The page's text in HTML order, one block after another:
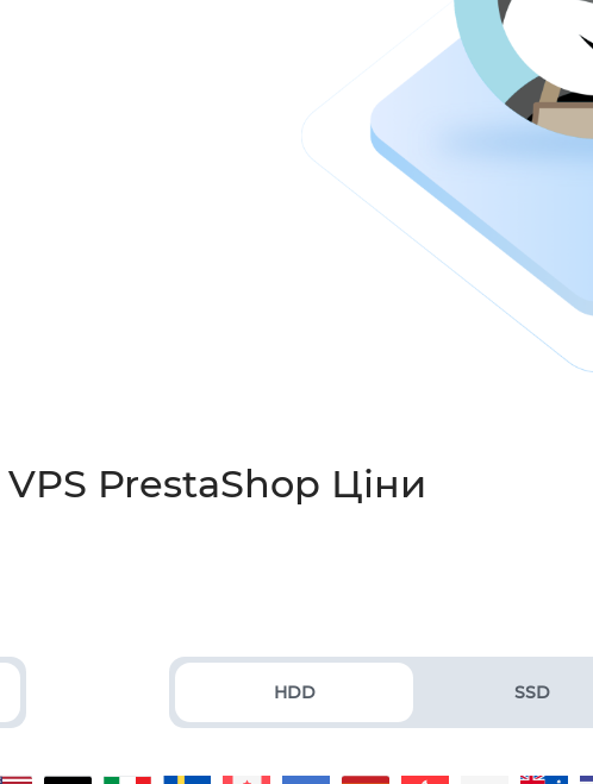
VPS PrestaShop Ціни
HDD SSD